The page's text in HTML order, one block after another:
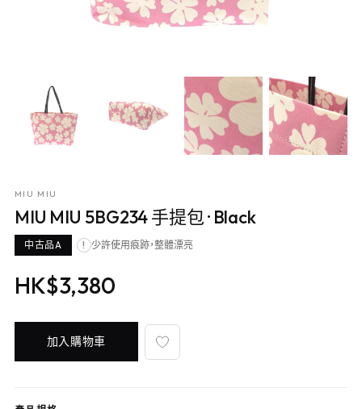
MIU MIU
MIU MIU 5BG234 手提包· Black
中古品A ! 少許使用痕跡，整體漂亮
HK$3,380
加入購物車